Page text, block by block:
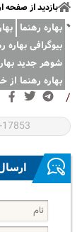
بازدید از صفحه
بهاره رهنما
بیوگرافی بهاره
شوهر جدید
بهاره رهنما از
/